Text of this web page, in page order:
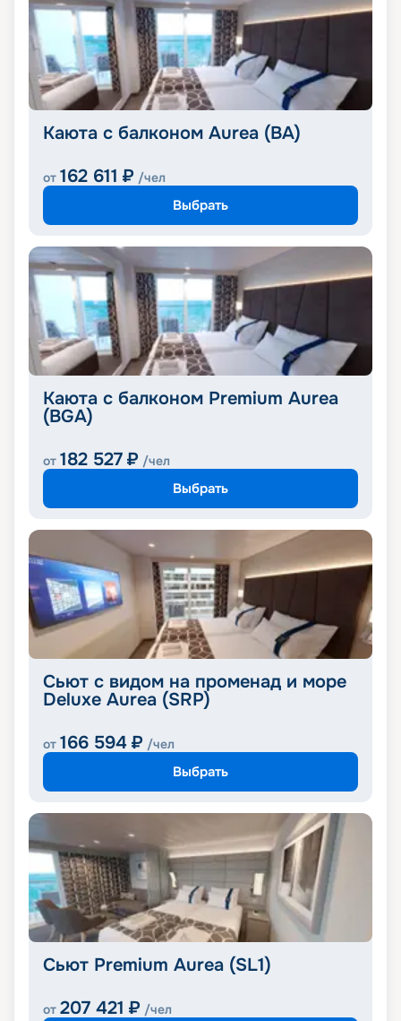
Каюта с балконом Aurea (BA)
от 162 611 ₽ /чел
Выбрать
Каюта с балконом Premium Aurea
(BGA)
от 182 527 ₽ /чел
Выбрать
Сьют с видом на променад и море
Deluxe Aurea (SRP)
от 166 594 ₽ /чел
Выбрать
Сьют Premium Aurea (SL1)
от 207 421 ₽ /чел